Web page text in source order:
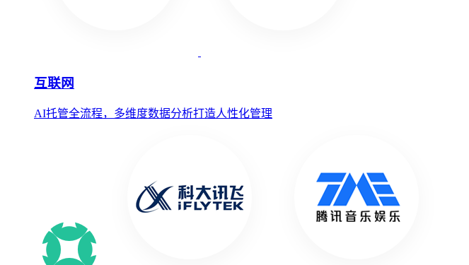
互联网
AI托管全流程，多维度数据分析打造人性化管理